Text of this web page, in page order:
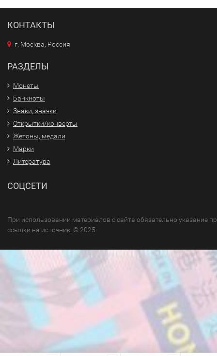
КОНТАКТЫ
г. Москва, Россия
РАЗДЕЛЫ
Монеты
Банкноты
Знаки, значки
Открытки/конверты
Жетоны, медали
Марки
Литература
СОЦСЕТИ
При использовании материалов с сайта обязательно указание
ссылки на источник. © 2025